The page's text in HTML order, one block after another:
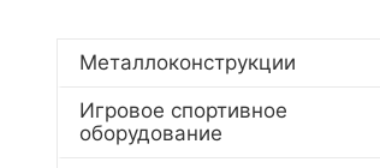
Металлоконструкции
Игровое спортивное
оборудование